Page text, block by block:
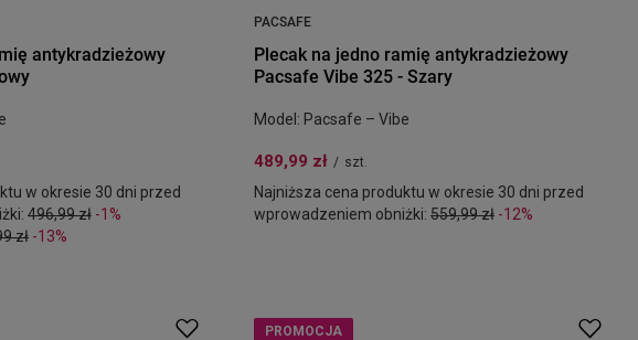
antykradzieżowy
w okresie 30 dni przed
496,99 zł -1%
zł -13%
PACSAFE
Plecak na jedno ramię antykradzieżowy
Pacsafe Vibe 325 - Szary
Model: Pacsafe – Vibe
489,99 zł / szt.
Najniższa cena produktu w okresie 30 dni przed
wprowadzeniem obniżki: 559,99 zł -12%
PROMOCJA